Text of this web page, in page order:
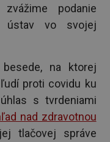
podanie
ústav vo svojej
na ktorej
proti covidu ku
s tvrdeniami
nad zdravotnou
tlačovej správe